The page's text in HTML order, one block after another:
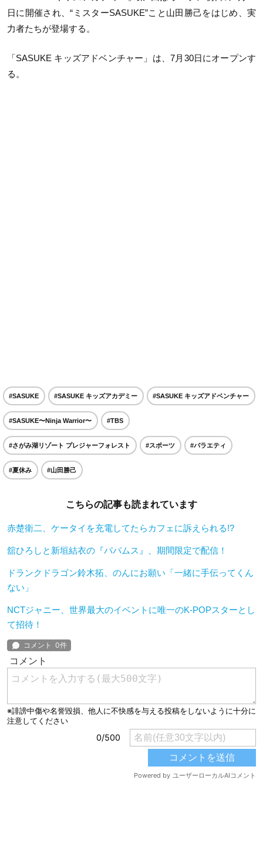
日に開催され、“ミスターSASUKE”こと山田勝己をはじめ、実
力者たちが登場する。
「SASUKE キッズアドベンチャー」は、7月30日にオープンす
る。
#SASUKE #SASUKE キッズアカデミー #SASUKE キッズアドベンチャー
#SASUKE〜Ninja Warrior〜 #TBS
#さがみ湖リゾート プレジャーフォレスト #スポーツ #バラエティ
#夏休み #山田勝己
こちらの記事も読まれています
赤楚衛二、ケータイを充電してたらカフェに訴えられる!?
舘ひろしと新垣結衣の『パパムス』、期間限定で配信！
ドランクドラゴン鈴木拓、のんにお願い「一緒に手伝ってくん
ない」
NCTジャニー、世界最大のイベントに唯一のK-POPスターとし
て招待！